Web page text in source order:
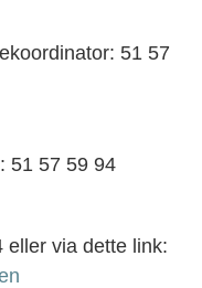
51 57
51 57 59 94
eller via dette link: